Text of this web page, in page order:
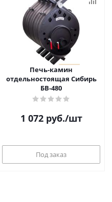
Печь-камин
отдельностоящая Сибирь
БВ-480
1 072руб./шт
Под заказ